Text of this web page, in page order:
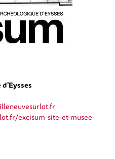
excisum-site-et-musee-